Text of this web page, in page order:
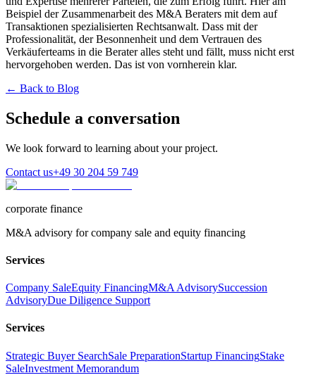
Beispiel der Zusammenarbeit des M&A Beraters mit dem auf
Transaktionen spezialisierten Rechtsanwalt. Dass mit der
Professionalität, der Besonnenheit und dem Vertrauen des
Verkäuferteams in die Berater alles steht und fällt, muss nicht erst
hervorgehoben werden. Das ist von vornherein klar.
← Back to Blog
Schedule a conversation
We look forward to learning about your project.
Contact us+49 30 204 59 749
corporate finance
M&A advisory for company sale and equity financing
Services
Company SaleEquity FinancingM&A AdvisorySuccession
AdvisoryDue Diligence Support
Services
Strategic Buyer SearchSale PreparationStartup FinancingStake
SaleInvestment Memorandum